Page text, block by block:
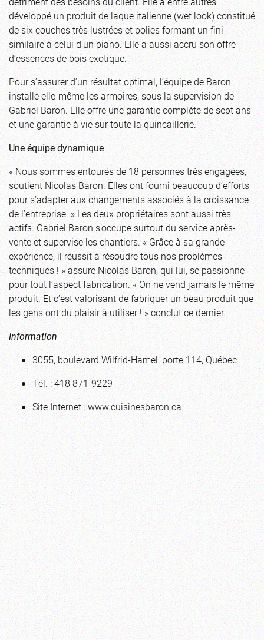
développé un produit de laque italienne (wet look) constitué
de six couches très lustrées et polies formant un fini
similaire à celui d’un piano. Elle a aussi accru son offre
d’essences de bois exotique.
Pour s’assurer d’un résultat optimal, l’équipe de Baron
installe elle-même les armoires, sous la supervision de
Gabriel Baron. Elle offre une garantie complète de sept ans
et une garantie à vie sur toute la quincaillerie.
Une équipe dynamique
« Nous sommes entourés de 18 personnes très engagées,
soutient Nicolas Baron. Elles ont fourni beaucoup d’efforts
pour s’adapter aux changements associés à la croissance
de l’entreprise. » Les deux propriétaires sont aussi très
actifs. Gabriel Baron s’occupe surtout du service après-
vente et supervise les chantiers. « Grâce à sa grande
expérience, il réussit à résoudre tous nos problèmes
techniques ! » assure Nicolas Baron, qui lui, se passionne
pour tout l’aspect fabrication. « On ne vend jamais le même
produit. Et c’est valorisant de fabriquer un beau produit que
les gens ont du plaisir à utiliser ! » conclut ce dernier.
Information
3055, boulevard Wilfrid-Hamel, porte 114, Québec
Tél. : 418 871-9229
Site Internet : www.cuisinesbaron.ca